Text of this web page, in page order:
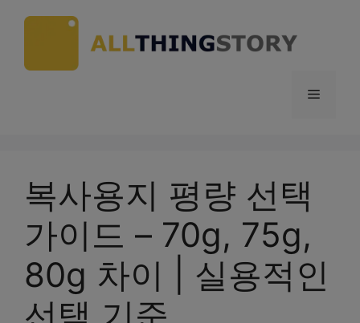
Menu
복사용지 평량 선택
가이드 – 70g, 75g,
80g 차이 | 실용적인
선택 기준